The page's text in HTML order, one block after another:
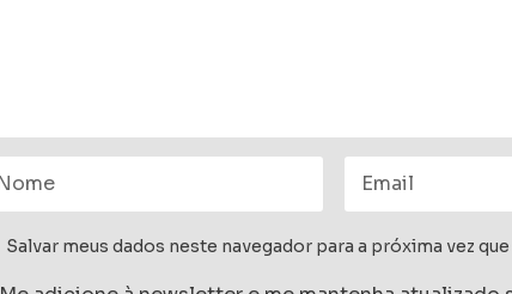
Salvar meus dados neste navegador para a próxima vez